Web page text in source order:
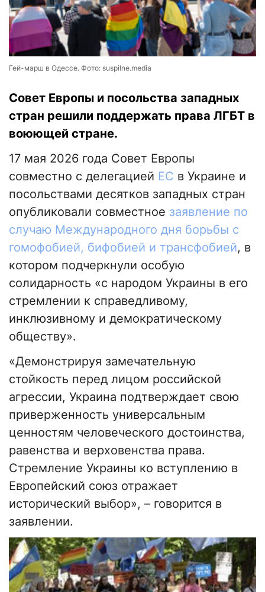
Гей-марш в Одессе. Фото: suspilne.media
Совет Европы и посольства западных
стран решили поддержать права ЛГБТ в
воюющей стране.
17 мая 2026 года Совет Европы
совместно с делегацией ЕС в Украине и
посольствами десятков западных стран
опубликовали совместное заявление по
случаю Международного дня борьбы с
гомофобией, бифобией и трансфобией, в
котором подчеркнули особую
солидарность «с народом Украины в его
стремлении к справедливому,
инклюзивному и демократическому
обществу».
«Демонстрируя замечательную
стойкость перед лицом российской
агрессии, Украина подтверждает свою
приверженность универсальным
ценностям человеческого достоинства,
равенства и верховенства права.
Стремление Украины ко вступлению в
Европейский союз отражает
исторический выбор», – говорится в
заявлении.